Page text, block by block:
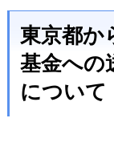
東京都か
基金への
について